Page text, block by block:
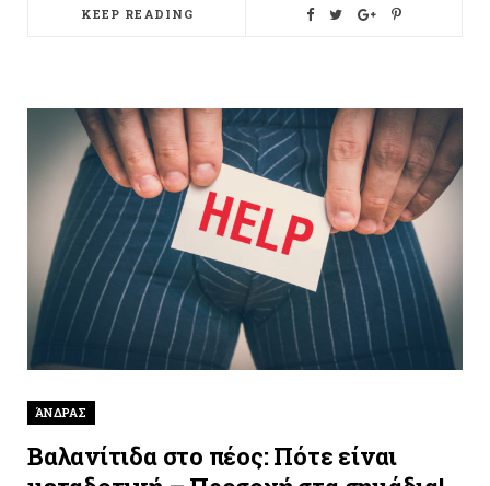
KEEP READING
ΆΝΔΡΑΣ
Βαλανίτιδα στο πέος: Πότε είναι